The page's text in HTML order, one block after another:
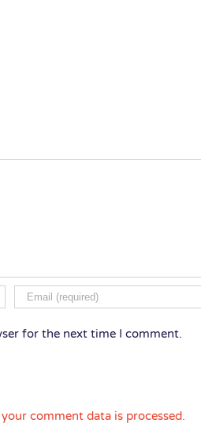
for the next time I comment.
comment data is processed.